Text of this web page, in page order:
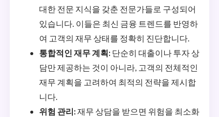
대한 전문 지식을 갖춘 전문가들로 구성되어
있습니다. 이들은 최신 금융 트렌드를 반영하
여 고객의 재무 상태를 정확히 진단합니다.
통합적인 재무 계획: 단순히 대출이나 투자 상
담만 제공하는 것이 아니라, 고객의 전체적인
재무 계획을 고려하여 최적의 전략을 제시합
니다.
위험 관리:재무 상담을 받으면 위험을 최소화